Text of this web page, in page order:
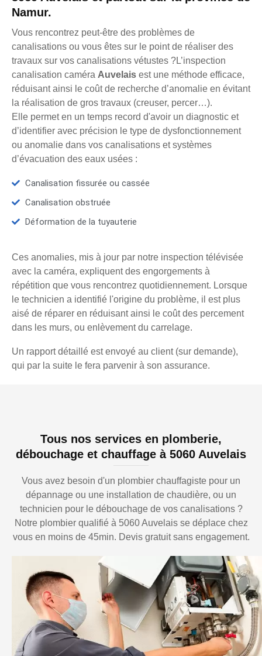
Namur.
Vous rencontrez peut-être des problèmes de
canalisations ou vous êtes sur le point de réaliser des
travaux sur vos canalisations vétustes ?L’inspection
canalisation caméra Auvelais est une méthode efficace,
réduisant ainsi le coût de recherche d’anomalie en évitant
la réalisation de gros travaux (creuser, percer…).
Elle permet en un temps record d'avoir un diagnostic et
d’identifier avec précision le type de dysfonctionnement
ou anomalie dans vos canalisations et systèmes
d’évacuation des eaux usées :
Canalisation fissurée ou cassée
Canalisation obstruée
Déformation de la tuyauterie
Ces anomalies, mis à jour par notre inspection télévisée
avec la caméra, expliquent des engorgements à
répétition que vous rencontrez quotidiennement. Lorsque
le technicien a identifié l'origine du problème, il est plus
aisé de réparer en réduisant ainsi le coût des percement
dans les murs, ou enlèvement du carrelage.
Un rapport détaillé est envoyé au client (sur demande),
qui par la suite le fera parvenir à son assurance.
Tous nos services en plomberie,
débouchage et chauffage à 5060 Auvelais
Vous avez besoin d'un plombier chauffagiste pour un
dépannage ou une installation de chaudière, ou un
technicien pour le débouchage de vos canalisations ?
Notre plombier qualifié à 5060 Auvelais se déplace chez
vous en moins de 45min. Devis gratuit sans engagement.